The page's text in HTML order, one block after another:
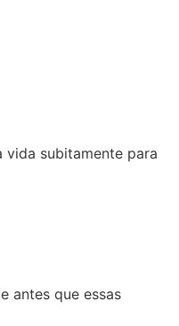
vida subitamente para
antes que essas